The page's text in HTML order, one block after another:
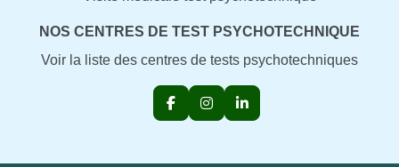
NOS CENTRES DE TEST PSYCHOTECHNIQUE
Voir la liste des centres de tests psychotechniques